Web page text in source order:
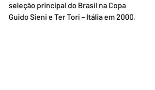
seleção principal do Brasil na Copa
Guido Sieni e Ter Tori – Itália em 2000.